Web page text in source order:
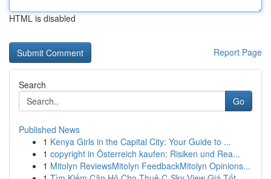
HTML is disabled
Report Page
Search
Go
Published News
1 Kenya Girls in the Capital City: Your Guide to ...
1 copyright in Österreich kaufen: Risiken und Rea...
1 Mitolyn ReviewsMitolyn FeedbackMitolyn Opinions...